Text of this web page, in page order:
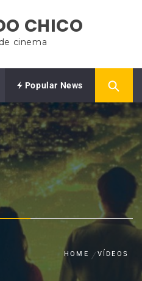
CHICO
cinema
Popular News
HOME VÍDEOS